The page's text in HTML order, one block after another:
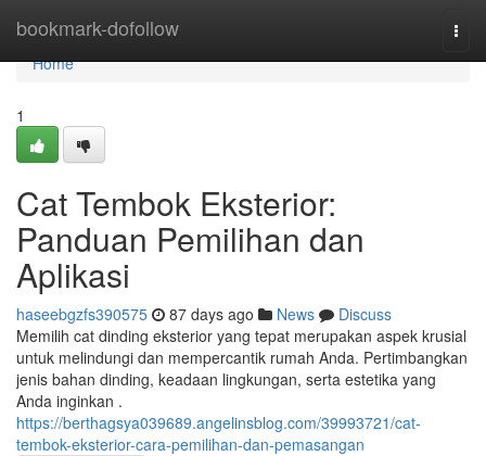
bookmark-dofollow
Home
Home
1
Cat Tembok Eksterior:
Panduan Pemilihan dan
Aplikasi
haseebgzfs390575 87 days ago News
Discuss
Memilih cat dinding eksterior yang tepat merupakan aspek krusial
untuk melindungi dan mempercantik rumah Anda. Pertimbangkan
jenis bahan dinding, keadaan lingkungan, serta estetika yang
Anda inginkan .
https://berthagsya039689.angelinsblog.com/39993721/cat-
tembok-eksterior-cara-pemilihan-dan-pemasangan